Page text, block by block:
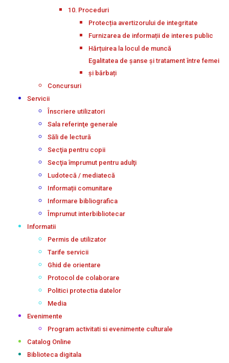
10. Proceduri
Protecția avertizorului de integritate
Furnizarea de informații de interes public
Hărțuirea la locul de muncă
Egalitatea de șanse și tratament între femei
și bărbați
Concursuri
Servicii
Înscriere utilizatori
Sala referinţe generale
Săli de lectură
Secţia pentru copii
Secţia împrumut pentru adulţi
Ludotecă / mediatecă
Informații comunitare
Informare bibliografica
Împrumut interbibliotecar
Informatii
Permis de utilizator
Tarife servicii
Ghid de orientare
Protocol de colaborare
Politici protectia datelor
Media
Evenimente
Program activitati si evenimente culturale
Catalog Online
Biblioteca digitala